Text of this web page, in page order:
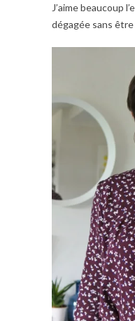
J’aime beaucoup
dégagée sans